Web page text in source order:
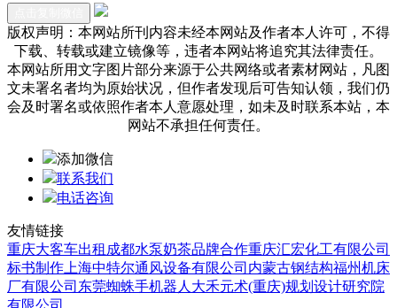
版权声明：本网站所刊内容未经本网站及作者本人许可，不得
下载、转载或建立镜像等，违者本网站将追究其法律责任。
本网站所用文字图片部分来源于公共网络或者素材网站，凡图
文未署名者均为原始状况，但作者发现后可告知认领，我们仍
会及时署名或依照作者本人意愿处理，如未及时联系本站，本
网站不承担任何责任。
添加微信
联系我们
电话咨询
友情链接
重庆大客车出租 成都水泵奶茶品牌合作重庆汇宏化工有限公司
标书制作 上海中特尔通风设备有限公司 内蒙古钢结构福州机床
厂有限公司 东莞蜘蛛手机器人 大禾元术(重庆)规划设计研究院